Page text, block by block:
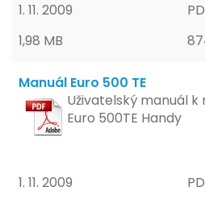
1. 11. 2009
1,98 MB
Manuál Euro 500 TE
Uživatelský manuál
Euro 500TE Handy
1. 11. 2009